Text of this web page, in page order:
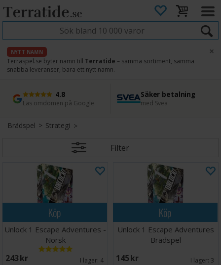
NYTT NAMN
Terraspel.se byter namn till Terratide – samma sortiment, samma
snabba leveranser, bara ett nytt namn.
×
4.8
Läs omdömen på Google
Säker betalning
med Svea
Snabb leverans
Direkt från lager
45 dagars ångerrätt
Enkel retur
Brädspel>Strategi
Filter
Köp
Unlock 1 Escape Adventures -
Norsk
243 SEK I lager: 4
Köp
Unlock 1 Escape Adventures
Brädspel
145 SEK I lager: 3